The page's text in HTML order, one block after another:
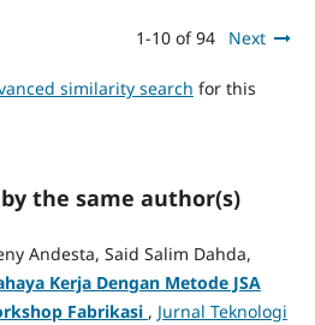
1-10 of 94 Next
similarity search for this
the same author(s)
Andesta, Said Salim Dahda,
Kerja Dengan Metode JSA
Fabrikasi , Jurnal Teknologi